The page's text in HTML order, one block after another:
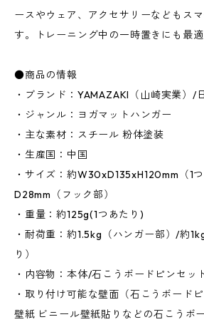
ースやウェア、アクセサリーなどもス
す。トレーニング中の一時置きにも最適
●商品の情報
・ブランド：YAMAZAKI（山崎実業）/
・ジャンル：ヨガマットハンガー
・主な素材：スチール 粉体塗装
・生産国：中国
・サイズ：約W30xD135xH120mm（1
D28mm（フック部）
・重量：約125g(1つあたり)
・耐荷重：約1.5kg（ハンガー部）/約
り）
・内容物：本体/石こうボードピンセッ
・取り付け可能な壁面（石こうボード
壁紙 ビニール壁紙貼りなどの石こうボ